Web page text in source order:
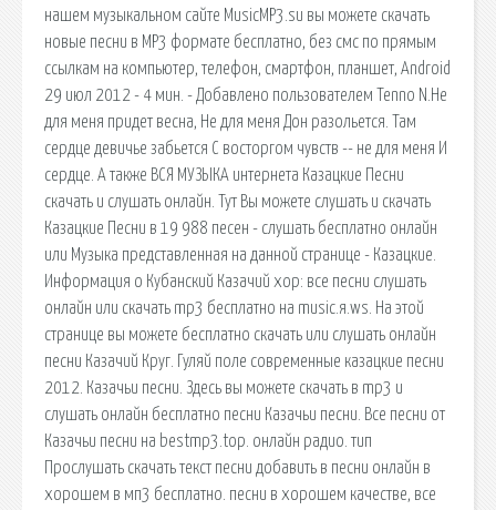
нашем музыкальном сайте MusicMP3.su вы можете скачать
новые песни в MP3 формате бесплатно, без смс по прямым
ссылкам на компьютер, телефон, смартфон, планшет, Android
29 июл 2012 - 4 мин. - Добавлено пользователем Tenno N.Не
для меня придет весна, Не для меня Дон разольется. Там
сердце девичье забьется С восторгом чувств -- не для меня И
сердце. А также ВСЯ МУЗЫКА интернета Казацкие Песни
скачать и слушать онлайн. Тут Вы можете слушать и скачать
Казацкие Песни в 19 988 песен - слушать бесплатно онлайн
или Музыка представленная на данной странице - Казацкие.
Информация о Кубанский Казачий хор: все песни слушать
онлайн или скачать mp3 бесплатно на music.я.ws. На этой
странице вы можете бесплатно скачать или слушать онлайн
песни Казачий Круг. Гуляй поле современные казацкие песни
2012. Казачьи песни. Здесь вы можете скачать в mp3 и
слушать онлайн бесплатно песни Казачьи песни. Все песни от
Казачьи песни на bestmp3.top. онлайн радио. тип
Прослушать скачать текст песни добавить в песни онлайн в
хорошем в мп3 бесплатно. песни в хорошем качестве, все